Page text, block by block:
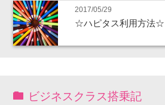
2017/05/29
☆ハピタス利用方法☆
ビジネスクラス搭乗記